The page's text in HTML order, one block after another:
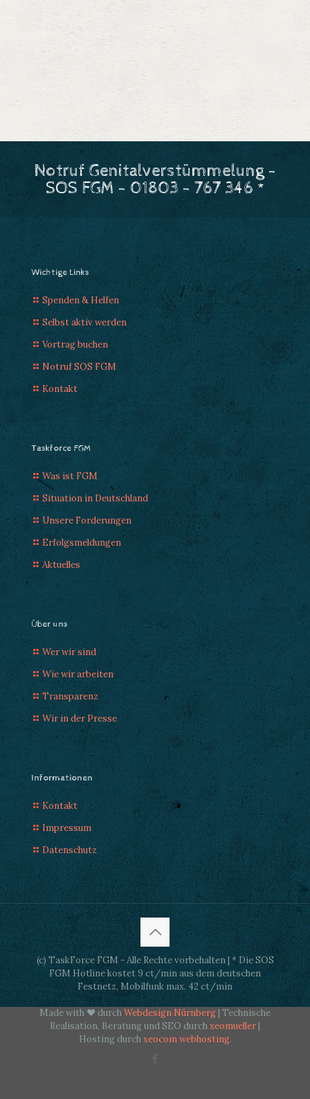
Notruf Genitalverstümmelung -
SOS FGM - 01803 - 767 346 *
Wichtige Links
Spenden & Helfen
Selbst aktiv werden
Vortrag buchen
Notruf SOS FGM
Kontakt
Taskforce FGM
Was ist FGM
Situation in Deutschland
Unsere Forderungen
Erfolgsmeldungen
Aktuelles
Über uns
Wer wir sind
Wie wir arbeiten
Transparenz
Wir in der Presse
Informationen
Kontakt
Impressum
Datenschutz
(c) TaskForce FGM - Alle Rechte vorbehalten | * Die SOS
FGM Hotline kostet 9 ct/min aus dem deutschen
Festnetz, Mobilfunk max. 42 ct/min
Made with ♥ durchWebdesign Nürnberg | Technische
Realisation, Beratung und SEO durchxeomueller |
Hosting durchxeocom webhosting.